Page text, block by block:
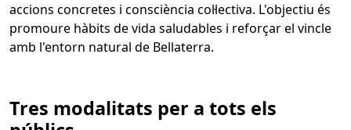
accions concretes i consciència col·lectiva. L'objectiu és
promoure hàbits de vida saludables i reforçar el vincle
amb l'entorn natural de Bellaterra.
Tres modalitats per a tots els